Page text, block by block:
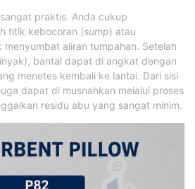
praktis. Anda cukup
titik kebocoran (sump) atau
aliran tumpahan. Setelah
bantal dapat di angkat dengan
menetes kembali ke lantai. Dari sisi
dapat di musnahkan melalui proses
residu abu yang sangat minim.